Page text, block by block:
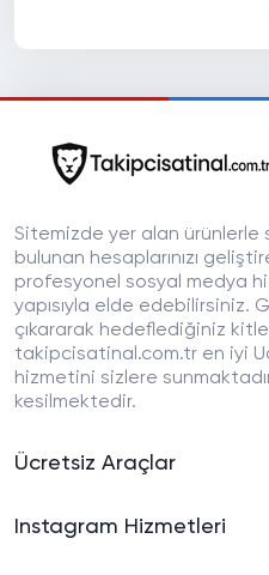
Sitemizde yer alan ürünlerle
bulunan hesaplarınızı
profesyonel sosyal medya
yapısıyla elde edebilirsiniz.
çıkararak hedeflediğiniz
takipcisatinal.com.tr en iyi
hizmetini sizlere
kesilmektedir.
Ücretsiz Araçlar
Instagram Hizmetleri